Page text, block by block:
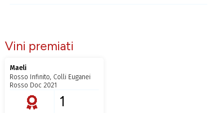
Vini premiati
Maeli
Rosso Infinito, Colli Euganei
Rosso Doc 2021
1